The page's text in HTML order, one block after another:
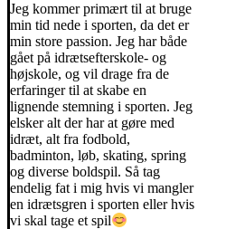
Jeg kommer primært til at bruge
min tid nede i sporten, da det er
min store passion. Jeg har både
gået på idrætsefterskole- og
højskole, og vil drage fra de
erfaringer til at skabe en
lignende stemning i sporten. Jeg
elsker alt der har at gøre med
idræt, alt fra fodbold,
badminton, løb, skating, spring
og diverse boldspil. Så tag
endelig fat i mig hvis vi mangler
en idrætsgren i sporten eller hvis
vi skal tage et spil